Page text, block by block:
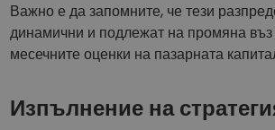
Важно е да запомните, че тези
динамични и подлежат на промяна
месечните оценки на пазарната
Изпълнение на